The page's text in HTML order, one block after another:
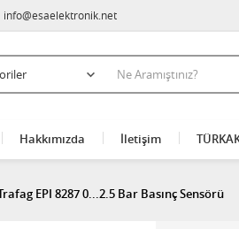
info@esaelektronik.net
Hakkımızda İletişim
EPI 8287 0...2.5 Bar Basınç Sensörü